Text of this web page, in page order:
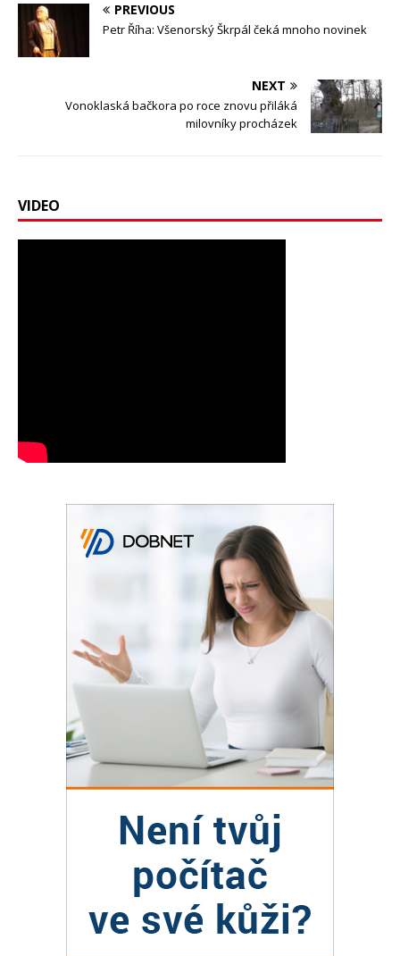
PREVIOUS
Petr Říha: Všenorský Škrpál čeká mnoho novinek
NEXT
Vonoklaská bačkora po roce znovu přiláká
milovníky procházek
VIDEO